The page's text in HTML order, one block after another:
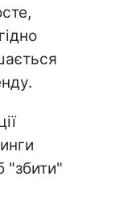
"збити"